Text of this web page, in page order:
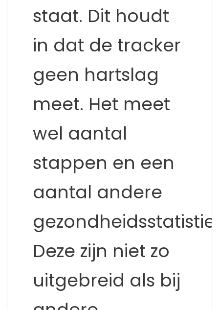
staat. Dit houdt
in dat de tracker
geen hartslag
meet. Het meet
wel aantal
stappen en een
aantal andere
Deze zijn niet zo
uitgebreid als bij